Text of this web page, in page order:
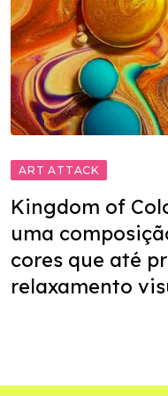
ART ATTACK
Kingdom of
uma
cores que até
relaxamento